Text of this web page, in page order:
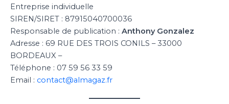
Entreprise individuelle
SIREN/SIRET : 87915040700036
Responsable de publication : Anthony Gonzalez
Adresse : 69 RUE DES TROIS CONILS – 33000
BORDEAUX –
Téléphone : 07 59 56 33 59
Email : contact@almagaz.fr